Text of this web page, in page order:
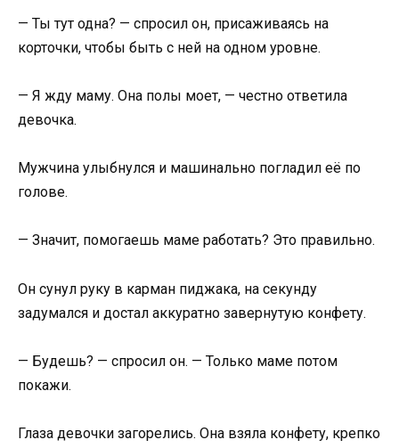
— Ты тут одна? — спросил он, присаживаясь на
корточки, чтобы быть с ней на одном уровне.
— Я жду маму. Она полы моет, — честно ответила
девочка.
Мужчина улыбнулся и машинально погладил её по
голове.
— Значит, помогаешь маме работать? Это правильно.
Он сунул руку в карман пиджака, на секунду
задумался и достал аккуратно завернутую конфету.
— Будешь? — спросил он. — Только маме потом
покажи.
Глаза девочки загорелись. Она взяла конфету, крепко